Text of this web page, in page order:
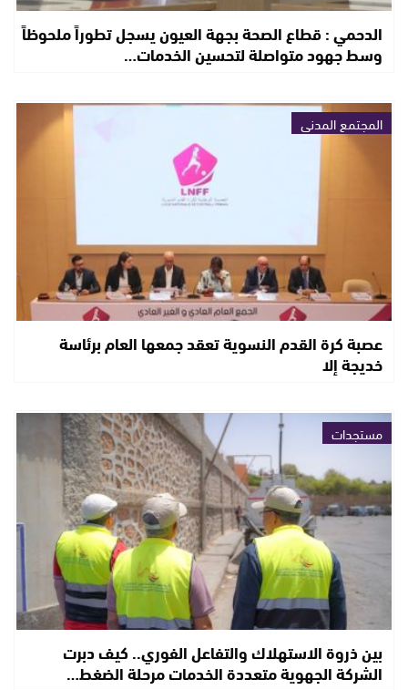
الدحمي : قطاع الصحة بجهة العيون يسجل تطوراً ملحوظاً
وسط جهود متواصلة لتحسين الخدمات…
المجتمع المدني
عصبة كرة القدم النسوية تعقد جمعها العام برئاسة
خديجة إلا
مستجدات
بين ذروة الاستهلاك والتفاعل الفوري.. كيف دبرت
الشركة الجهوية متعددة الخدمات مرحلة الضغط…